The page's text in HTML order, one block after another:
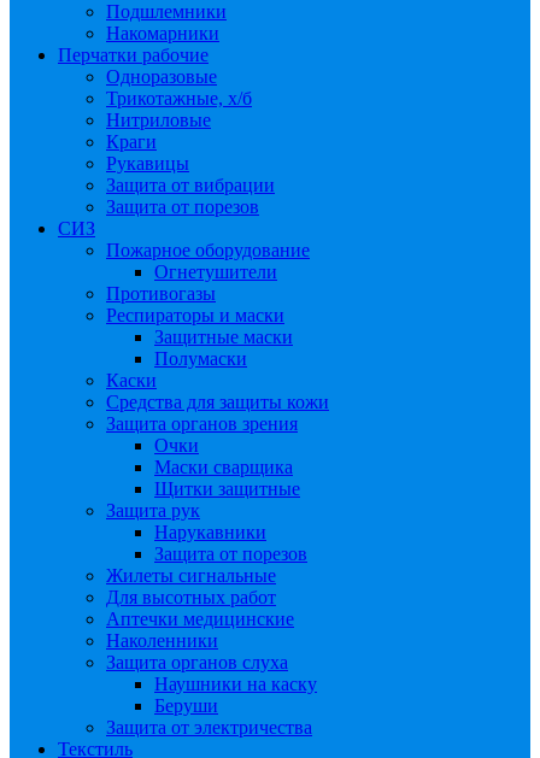
Подшлемники
Накомарники
Перчатки рабочие
Одноразовые
Трикотажные, х/б
Нитриловые
Краги
Рукавицы
Защита от вибрации
Защита от порезов
СИЗ
Пожарное оборудование
Огнетушители
Противогазы
Респираторы и маски
Защитные маски
Полумаски
Каски
Средства для защиты кожи
Защита органов зрения
Очки
Маски сварщика
Щитки защитные
Защита рук
Нарукавники
Защита от порезов
Жилеты сигнальные
Для высотных работ
Аптечки медицинские
Наколенники
Защита органов слуха
Наушники на каску
Беруши
Защита от электричества
Текстиль